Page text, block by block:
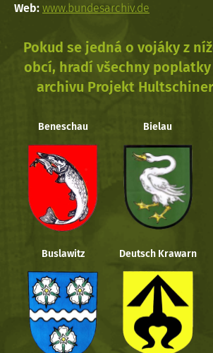
Web: www.bundesarchiv.de
Pokud se jedná o vojáky z
obcí, hradí všechny
archivu Projekt
Beneschau Bielau
Buslawitz Deutsch Krawarn